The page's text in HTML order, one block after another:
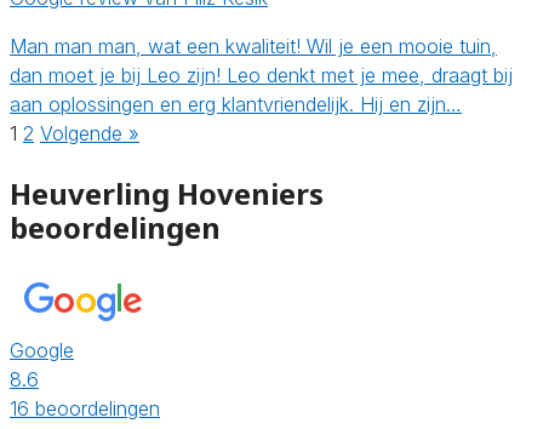
Man man man, wat een kwaliteit! Wil je een mooie tuin,
dan moet je bij Leo zijn! Leo denkt met je mee, draagt bij
aan oplossingen en erg klantvriendelijk. Hij en zijn…
1 2 Volgende »
Heuverling Hoveniers
beoordelingen
Google
8.6
16 beoordelingen